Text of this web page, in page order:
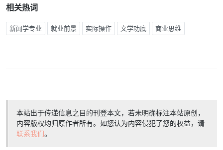
相关热词
新闻学专业 就业前景 实际操作 文学功底 商业思维
本站出于传递信息之目的刊登本文，若未明确标注本站原创，
内容版权均归原作者所有。如您认为内容侵犯了您的权益，请
联系我们。